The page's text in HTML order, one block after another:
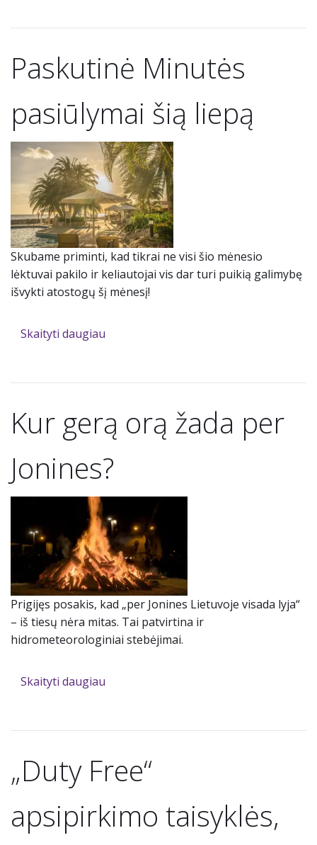
Paskutinė Minutės
pasiūlymai šią liepą
Skubame priminti, kad tikrai ne visi šio mėnesio
lėktuvai pakilo ir keliautojai vis dar turi puikią galimybę
išvykti atostogų šį mėnesį!
Skaityti daugiau
Kur gerą orą žada per
Jonines?
Prigijęs posakis, kad „per Jonines Lietuvoje visada lyja“
– iš tiesų nėra mitas. Tai patvirtina ir
hidrometeorologiniai stebėjimai.
Skaityti daugiau
„Duty Free“
apsipirkimo taisyklės,